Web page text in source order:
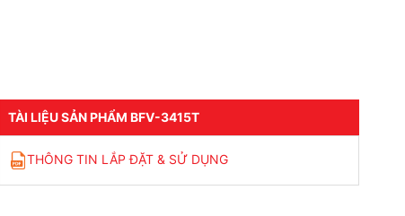
TÀI LIỆU SẢN PHẨM BFV-3415T
THÔNG TIN LẮP ĐẶT & SỬ DỤNG